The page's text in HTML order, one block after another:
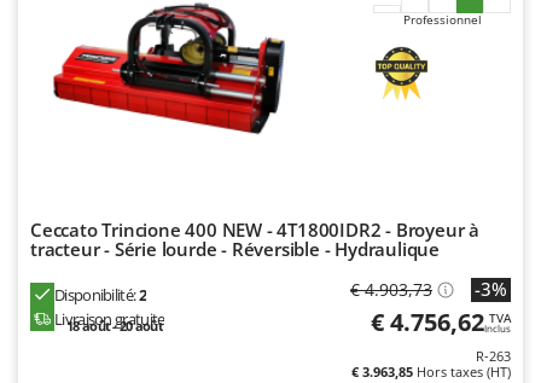
Wolf Garten
Wortex
Worx
Z
Zanon
Zephir
ZGrills
Zodiac
Professionnel
Ceccato Trincione 400 NEW - 4T1800IDR2 - Broyeur à
tracteur - Série lourde - Réversible - Hydraulique
Disponibilité:2
Livraison gratuite
18 août - 20 août
€ 4.903,73 -3%
€ 4.756,62 TVA
Inclus
R-263
€ 3.963,85 Hors taxes (HT)